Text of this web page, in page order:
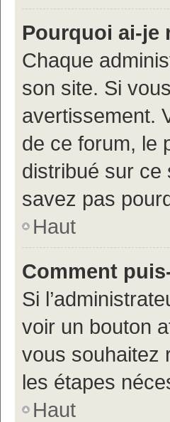
Pourquoi ai-je
Chaque
son site. Si
avertissement.
de ce forum, le
distribué sur ce
savez pas
Haut
Comment
Si
voir un bouton
vous souhaitez
les étapes
Haut